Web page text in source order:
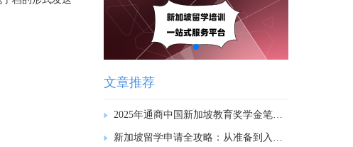
文章推荐
2025年通商中国新加坡教育奖学金笔试内容回顾
新加坡留学申请全攻略：从准备到入学的每一步